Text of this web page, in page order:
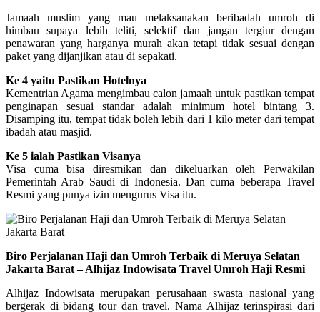
Jamaah muslim yang mau melaksanakan beribadah umroh di
himbau supaya lebih teliti, selektif dan jangan tergiur dengan
penawaran yang harganya murah akan tetapi tidak sesuai dengan
paket yang dijanjikan atau di sepakati.
Ke 4 yaitu Pastikan Hotelnya
Kementrian Agama mengimbau calon jamaah untuk pastikan tempat
penginapan sesuai standar adalah minimum hotel bintang 3.
Disamping itu, tempat tidak boleh lebih dari 1 kilo meter dari tempat
ibadah atau masjid.
Ke 5 ialah Pastikan Visanya
Visa cuma bisa diresmikan dan dikeluarkan oleh Perwakilan
Pemerintah Arab Saudi di Indonesia. Dan cuma beberapa Travel
Resmi yang punya izin mengurus Visa itu.
Biro Perjalanan Haji dan Umroh Terbaik di Meruya Selatan
Jakarta Barat – Alhijaz Indowisata Travel Umroh Haji Resmi
Alhijaz Indowisata merupakan perusahaan swasta nasional yang
bergerak di bidang tour dan travel. Nama Alhijaz terinspirasi dari